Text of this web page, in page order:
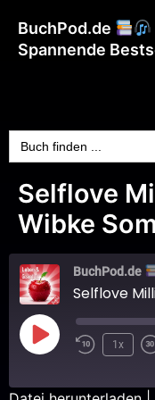
BuchPod.de
Spannende
Search
for:
Selflove
Wibke
BuchPod.de
Selflove
1x